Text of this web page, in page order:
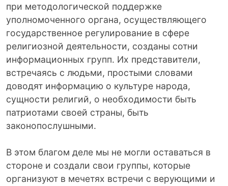
при методологической поддержке
уполномоченного органа, осуществляющего
государственное регулирование в сфере
религиозной деятельности, созданы сотни
информационных групп. Их представители,
встречаясь с людьми, простыми словами
доводят информацию о культуре народа,
сущности религий, о необходимости быть
патриотами своей страны, быть
законопослушными.
В этом благом деле мы не могли оставаться в
стороне и создали свои группы, которые
организуют в мечетях встречи с верующими и